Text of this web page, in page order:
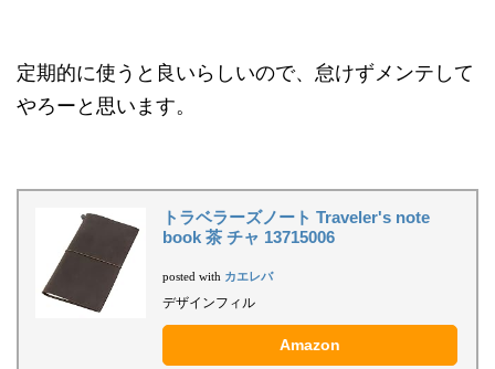
定期的に使うと良いらしいので、怠けずメンテして
やろーと思います。
トラベラーズノート Traveler's note
book 茶 チャ 13715006
posted with カエレバ
デザインフィル
Amazon